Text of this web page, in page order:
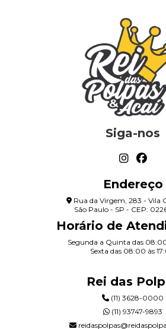
Siga-nos
Endereço
Rua da Virgem, 283 - Vila
São Paulo - SP - CEP:
Horário de
Segunda a Quinta das
Sexta das 08:00 às
Rei das
(11) 3628-0000
(11) 93747-9893